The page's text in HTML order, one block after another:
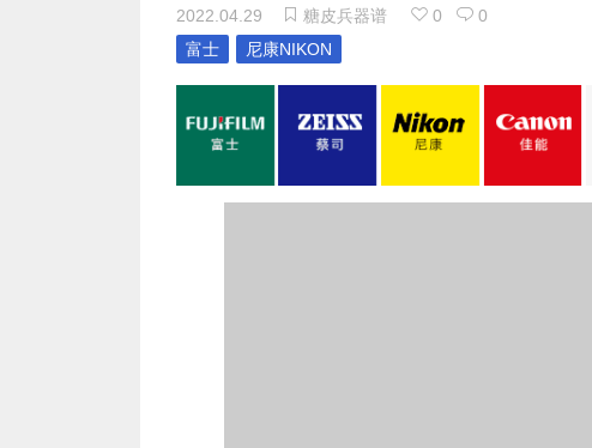
2022.04.29 糖皮兵器谱 0
0
富士
尼康NIKON